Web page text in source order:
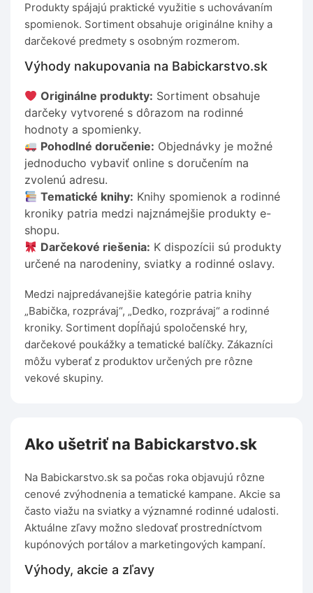
Produkty spájajú praktické využitie s uchovávaním
spomienok. Sortiment obsahuje originálne knihy a
darčekové predmety s osobným rozmerom.
Výhody nakupovania na Babickarstvo.sk
Originálne produkty: Sortiment obsahuje
darčeky vytvorené s dôrazom na rodinné
hodnoty a spomienky.
Pohodlné doručenie: Objednávky je možné
jednoducho vybaviť online s doručením na
zvolenú adresu.
Tematické knihy: Knihy spomienok a rodinné
kroniky patria medzi najznámejšie produkty e-
shopu.
Darčekové riešenia: K dispozícii sú produkty
určené na narodeniny, sviatky a rodinné oslavy.
Medzi najpredávanejšie kategórie patria knihy
„Babička, rozprávaj“, „Dedko, rozprávaj“ a rodinné
kroniky. Sortiment dopĺňajú spoločenské hry,
darčekové poukážky a tematické balíčky. Zákazníci
môžu vyberať z produktov určených pre rôzne
vekové skupiny.
Ako ušetriť na Babickarstvo.sk
Na Babickarstvo.sk sa počas roka objavujú rôzne
cenové zvýhodnenia a tematické kampane. Akcie sa
často viažu na sviatky a významné rodinné udalosti.
Aktuálne zľavy možno sledovať prostredníctvom
kupónových portálov a marketingových kampaní.
Výhody, akcie a zľavy